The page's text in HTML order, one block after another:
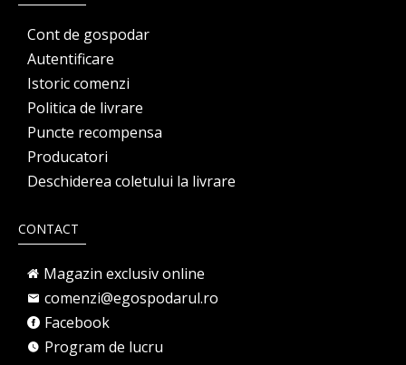
Cont de gospodar
Autentificare
Istoric comenzi
Politica de livrare
Puncte recompensa
Producatori
Deschiderea coletului la livrare
CONTACT
Magazin exclusiv online
comenzi@egospodarul.ro
Facebook
Program de lucru